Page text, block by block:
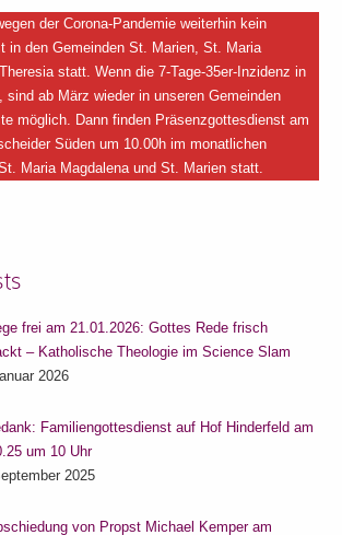
der Corona-Pandemie weiterhin kein
in den Gemeinden St. Marien, St. Maria
statt. Wenn die 7-Tage-35er-Inzidenz in
sind ab März wieder in unseren Gemeinden
möglich. Dann finden Präsenzgottesdienst am
Süden um 10.00h im monatlichen
Maria Magdalena und St. Marien statt.
frei am 21.01.2026: Gottes Rede frisch
– Katholische Theologie im Science Slam
2026
Familiengottesdienst auf Hof Hinderfeld am
um 10 Uhr
2025
von Propst Michael Kemper am